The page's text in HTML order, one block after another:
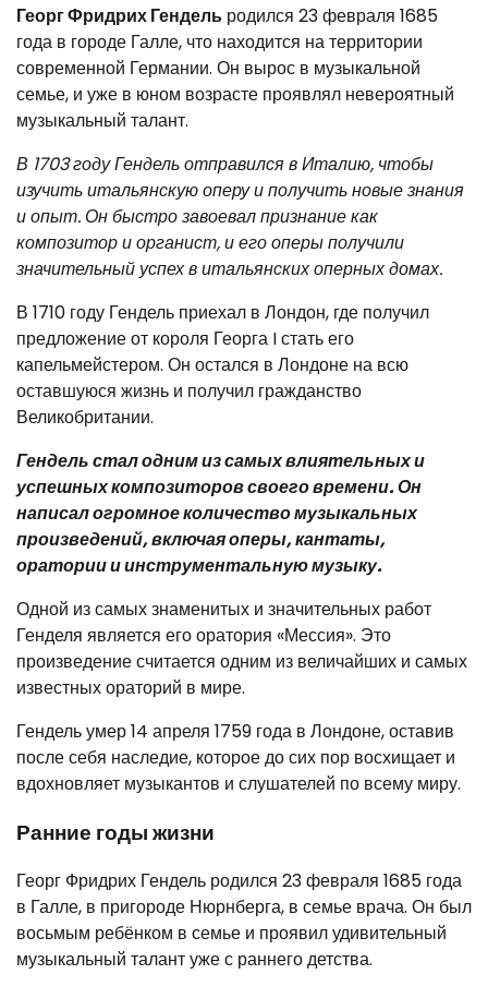
Георг Фридрих Гендель родился 23 февраля 1685
года в городе Галле, что находится на территории
современной Германии. Он вырос в музыкальной
семье, и уже в юном возрасте проявлял невероятный
музыкальный талант.
В 1703 году Гендель отправился в Италию, чтобы
изучить итальянскую оперу и получить новые знания
и опыт. Он быстро завоевал признание как
композитор и органист, и его оперы получили
значительный успех в итальянских оперных домах.
В 1710 году Гендель приехал в Лондон, где получил
предложение от короля Георга I стать его
капельмейстером. Он остался в Лондоне на всю
оставшуюся жизнь и получил гражданство
Великобритании.
Гендель стал одним из самых влиятельных и
успешных композиторов своего времени. Он
написал огромное количество музыкальных
произведений, включая оперы, кантаты,
оратории и инструментальную музыку.
Одной из самых знаменитых и значительных работ
Генделя является его оратория «Мессия». Это
произведение считается одним из величайших и самых
известных ораторий в мире.
Гендель умер 14 апреля 1759 года в Лондоне, оставив
после себя наследие, которое до сих пор восхищает и
вдохновляет музыкантов и слушателей по всему миру.
Ранние годы жизни
Георг Фридрих Гендель родился 23 февраля 1685 года
в Галле, в пригороде Нюрнберга, в семье врача. Он был
восьмым ребёнком в семье и проявил удивительный
музыкальный талант уже с раннего детства.